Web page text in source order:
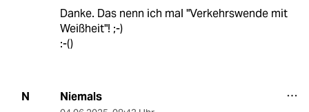
Danke. Das nenn ich mal "Verkehrswende mit
Weißheit"! ;-)
:-()
N Niemals